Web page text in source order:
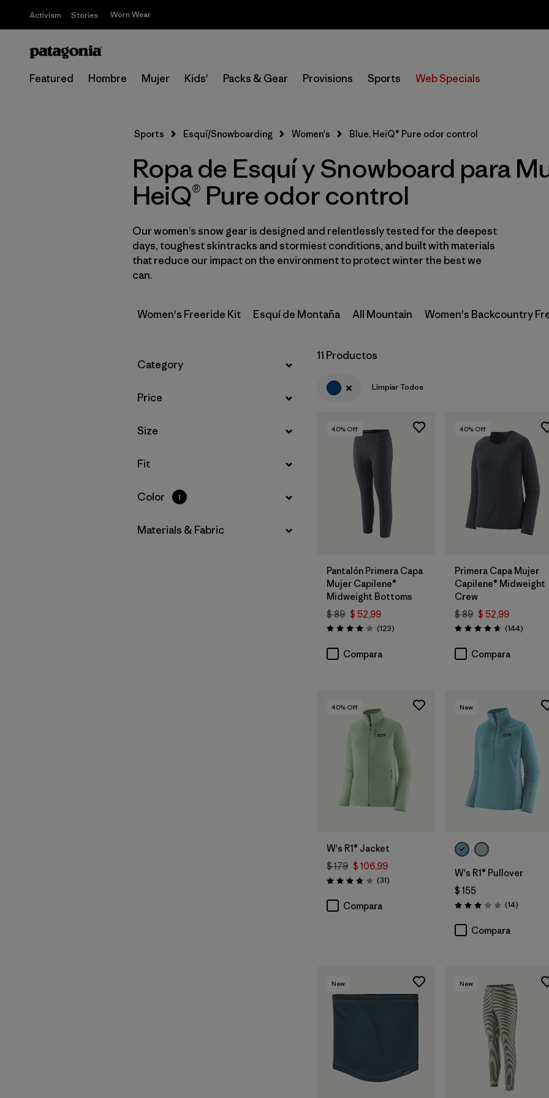
Activism Stories Worn Wear
Featured Hombre Mujer Kids' Packs & Gear Provisions Sports Web Specials
Filtrar por
Fit
Filtrar por
Color
Filtrar por
Materials & Fabric
Sports Esquí/Snowboarding Women's Blue, HeiQ® Pure odor control
Ropa de Esquí y Snowboard para
HeiQ® Pure odor control
Our women’s snow gear is designed and relentlessly tested for the deepest
days, toughest skintracks and stormiest conditions, and built with materials
that reduce our impact on the environment to protect winter the best we
can.
Women's Freeride Kit Esquí de Montaña All Mountain Women's Backcountry
Filtrar por
Category
Filtrar por
Price
Filtrar por
Size
Filtrar por
Fit
Filtrar por
Color 1
Filtrar por
Materials & Fabric
11 Productos
Limpiar Todos
40% Off
Pantalón Primera Capa
Mujer Capilene®
Midweight Bottoms
$ 89 $ 52,99
Valoración: 4.0 / 5
(123Comentarios
)
Compara
40% Off
Primera Capa Mujer
Capilene® Midweight
Crew
$ 89 $ 52,99
Valoración: 4.6 / 5
(144)
Compara
40% Off
W's R1® Jacket
$ 179 $ 106,99
Valoración: 3.9 / 5
(31Comentarios
)
Compara
New
W's R1® Pullover
$ 155
Valoración: 3.0 / 5
(14)
Compara
Agregar a la
Bolsa
New New